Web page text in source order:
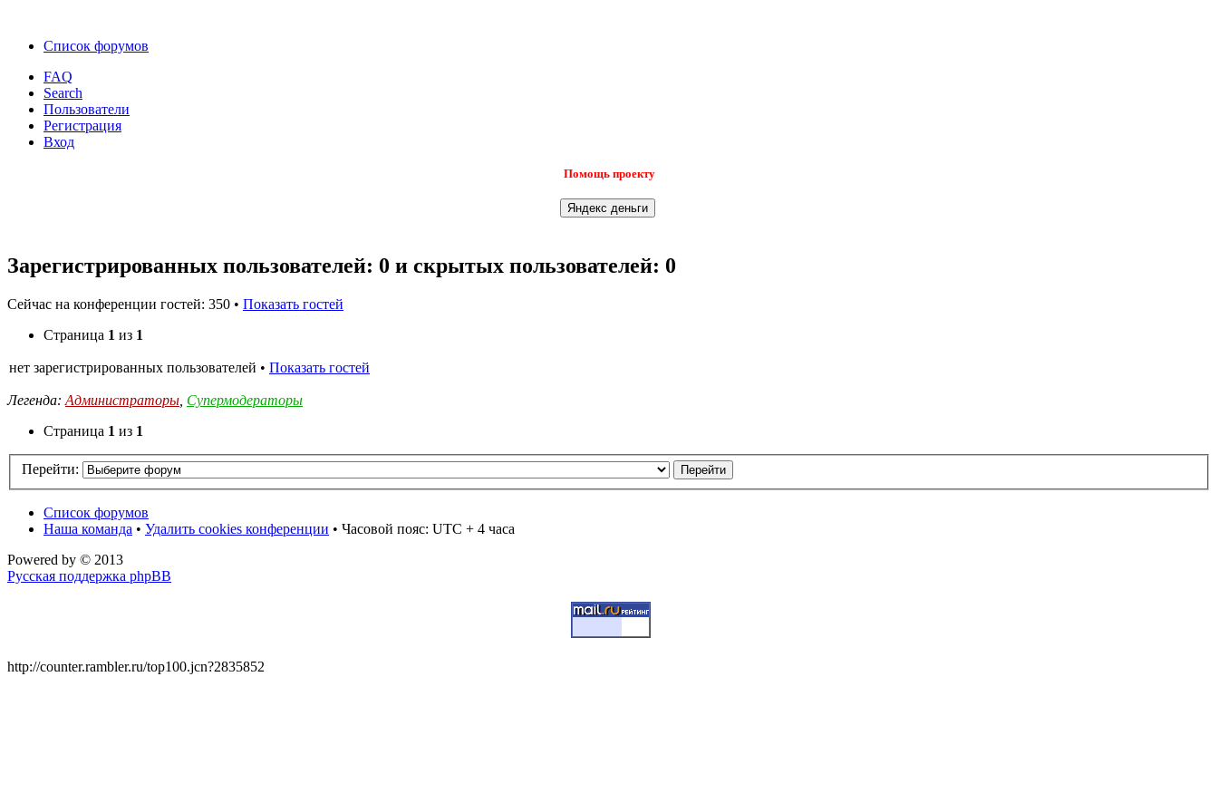
Список форумов
FAQ
Search
Пользователи
Регистрация
Вход
Помощь проекту
Зарегистрированных пользователей: 0 и скрытых пользователей: 0
Сейчас на конференции гостей: 350 • Показать гостей
Страница 1 из 1
нет зарегистрированных пользователей • Показать гостей
Легенда: Администраторы Супермодераторы
Страница 1 из 1
Перейти:
Список форумов
Наша команда • Удалить cookies конференции • Часовой пояс: UTC + 4 часа
Powered by © 2013
Русская поддержка phpBB
http://counter.rambler.ru/top100.jcn?2835852